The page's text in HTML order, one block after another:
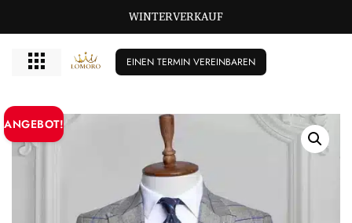
GROSSE GRÖSSEN BISCHIKBAR T/M 72
WINTERVERKAUF
EINEN TERMIN VEREINBAREN
ANGEBOT!